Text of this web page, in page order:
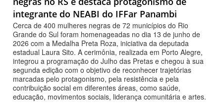
integrante do NEABI do IFFar Panambi
Cerca de 400 mulheres negras de 72 municípios do Rio
Grande do Sul foram homenageadas no dia 13 de junho de
2026 com a Medalha Preta Roza, iniciativa da deputada
estadual Laura Sito. A cerimônia, realizada em Porto Alegre,
integrou a programação do Julho das Pretas e chegou à sua
segunda edição com o objetivo de reconhecer trajetórias
marcadas pelo protagonismo, pela resistência e pela
contribuição social em diferentes áreas, como saúde,
educação, movimentos sociais, liderança comunitária e artes.